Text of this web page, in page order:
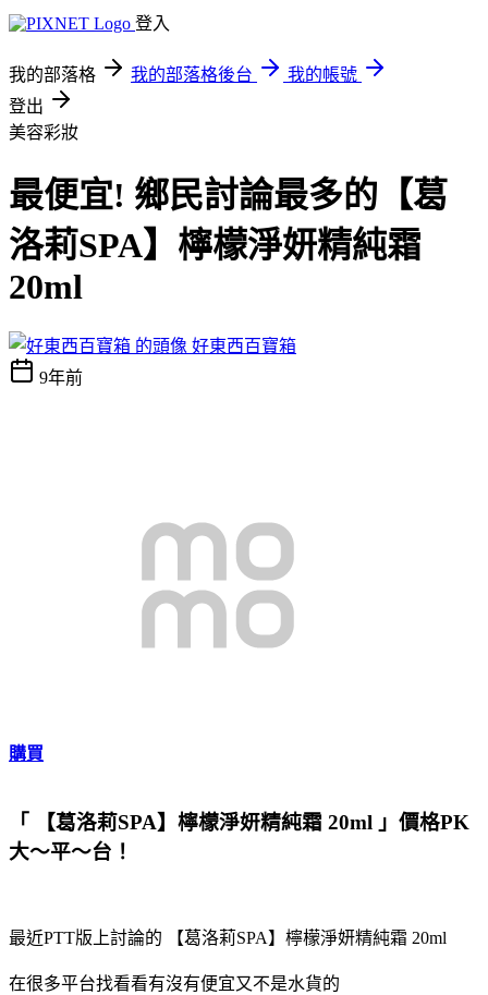
登入
我的部落格 我的部落格後台
我的帳號
登出
美容彩妝
最便宜! 鄉民討論最多的【葛
洛莉SPA】檸檬淨妍精純霜
20ml
好東西百寶箱
9年前
購買
「 【葛洛莉SPA】檸檬淨妍精純霜 20ml 」價格PK
大～平～台！
最近PTT版上討論的 【葛洛莉SPA】檸檬淨妍精純霜 20ml
在很多平台找看看有沒有便宜又不是水貨的